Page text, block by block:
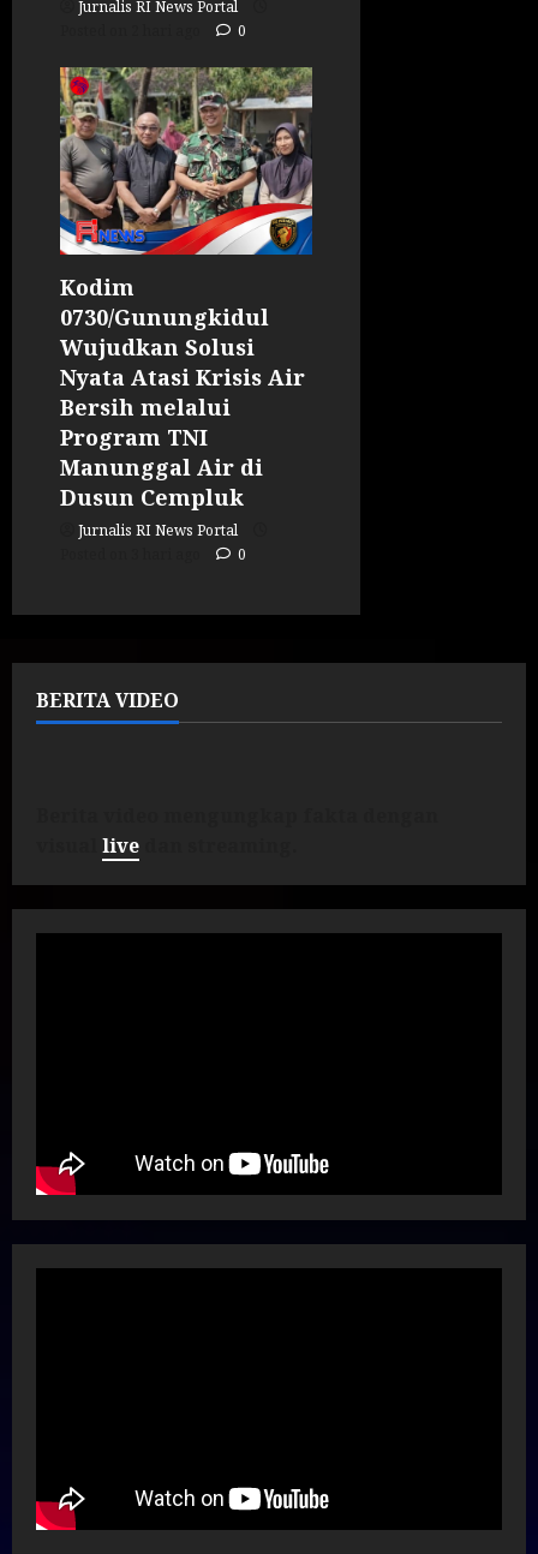
Jurnalis RI News Portal
0
Kodim
0730/Gunungkidul
Wujudkan Solusi
Nyata Atasi Krisis Air
Bersih melalui
Program TNI
Manunggal Air di
Dusun Cempluk
Jurnalis RI News Portal
0
BERITA VIDEO
live